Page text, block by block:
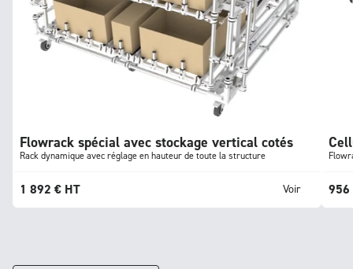
Flowrack spécial avec stockage vertical cotés
Rack dynamique avec réglage en hauteur de toute la structure
1 892 € HT Voir 956